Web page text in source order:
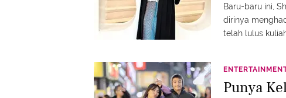
Baru-baru ini,
dirinya
telah lulus
Punya